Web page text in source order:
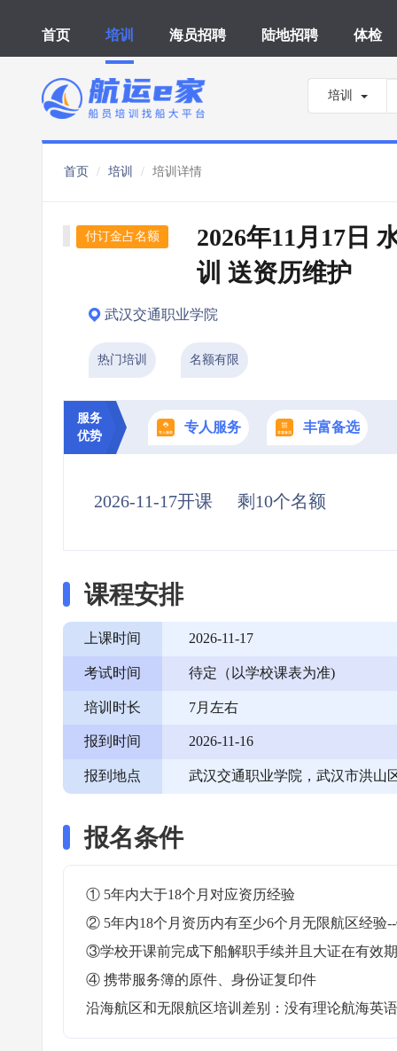
首页 培训 海员招聘 陆地招聘 体检
培训
首页 培训 培训详情
付订金占名额
2026年11月17日
训 送资历维护
武汉交通职业学院
热门培训 名额有限
服务
优势
专人服务 丰富备选
2026-11-17开课 剩10个名额
课程安排
上课时间 2026-11-17
考试时间 待定（以学校课表为准)
培训时长 7月左右
报到时间 2026-11-16
报到地点 武汉交通职业学院，武汉市洪山
报名条件
① 5年内大于18个月对应资历经验
② 5年内18个月资历内有至少6个月无限航区经验
③学校开课前完成下船解职手续并且大证在有效
④ 携带服务簿的原件、身份证复印件
沿海航区和无限航区培训差别：没有理论航海英语